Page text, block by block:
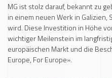
MG ist stolz darauf, bekannt zu
in einem neuen Werk in
wird. Diese Investition in Höhe
wichtiger Meilenstein im
europäischen Markt und die
Europe, For Europe».